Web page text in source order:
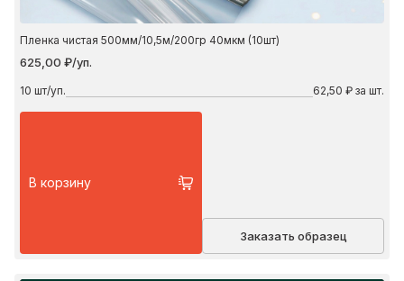
Пленка чистая 500мм/10,5м/200гр 40мкм (10шт)
625,00 ₽/уп.
10 шт/уп. 62,50 ₽ за шт.
В корзину
Заказать образец